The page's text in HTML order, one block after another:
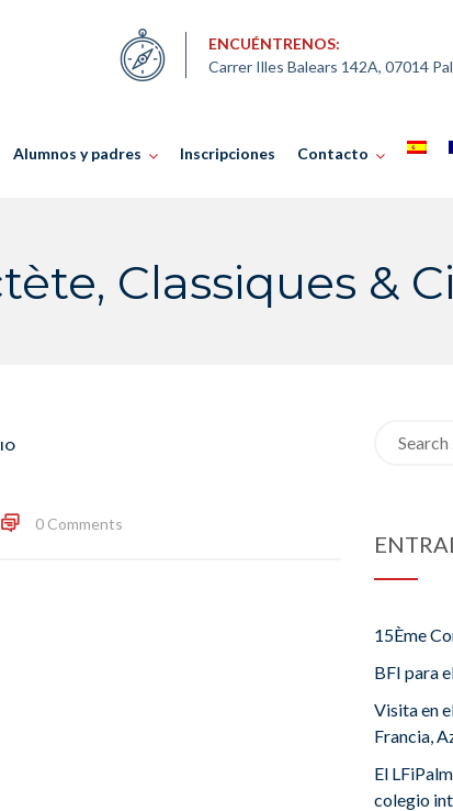
ENCUÉNTRENOS:
Carrer Illes Balears 142A, 07014
Alumnos y padres Inscripciones Contacto
Classiques &
0 Comments
15Ème
BFI para
Visita en
Francia,
El
colegio